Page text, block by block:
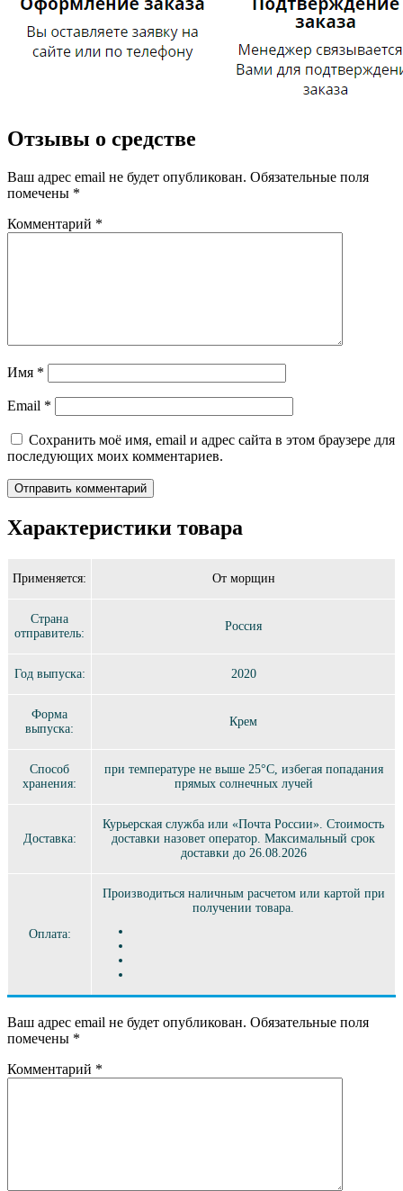
Отзывы о средстве
Ваш адрес email не будет опубликован. Обязательные поля
помечены *
Комментарий *
Имя *
Email *
Сохранить моё имя, email и адрес сайта в этом браузере для
последующих моих комментариев.
Характеристики товара
Применяется: От морщин
Страна
отправитель:
Россия
Год выпуска: 2020
Форма
выпуска:
Крем
Способ
хранения:
при температуре не выше 25°C, избегая попадания
прямых солнечных лучей
Доставка:
Курьерская служба или «Почта России». Стоимость
доставки назовет оператор. Максимальный срок
доставки до 26.08.2026
Оплата:
Производиться наличным расчетом или картой при
получении товара.
Ваш адрес email не будет опубликован. Обязательные поля
помечены *
Комментарий *